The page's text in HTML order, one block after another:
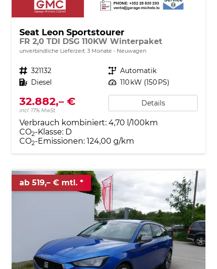
Seat Leon Sportstourer
FR 2,0 TDI DSG 110KW Winterpaket
unverbindliche Lieferzeit: 3 Monate Neuwagen
Fahrzeugnr. 321132 Getriebe Automatik
Kraftstoff Diesel Leistung 110 kW (150 PS)
32.882,– €
incl. 17% MwSt.
Details
Verbrauch kombiniert: 4,70 l/100km
CO2-Klasse: D
CO2-Emissionen: 124,00 g/km
ab 519,– € mtl.